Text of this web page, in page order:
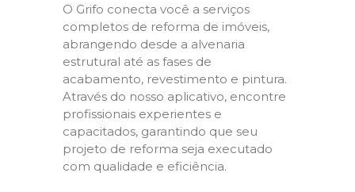
O Grifo conecta você a serviços
completos de reforma de imóveis,
abrangendo desde a alvenaria
estrutural até as fases de
acabamento, revestimento e pintura.
Através do nosso aplicativo, encontre
profissionais experientes e
capacitados, garantindo que seu
projeto de reforma seja executado
com qualidade e eficiência.